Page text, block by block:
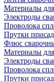
Материалы
Электроды
Проволока
Прутки
Флюс
Материалы
Электроды
Проволока
Прутки